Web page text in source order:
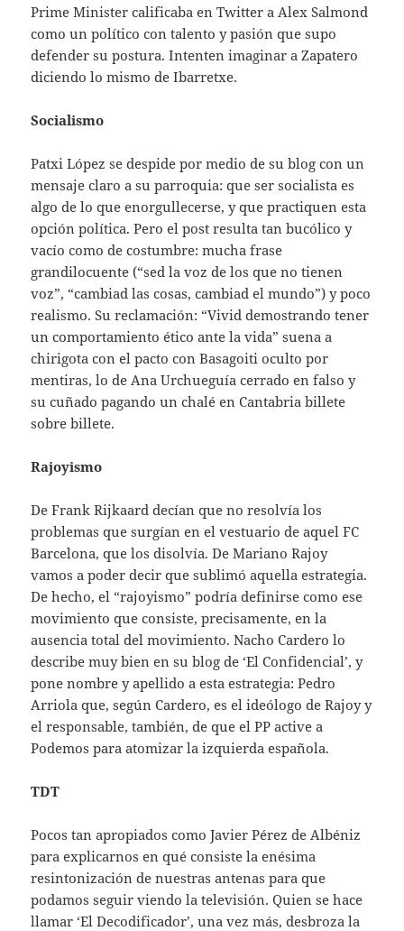
Prime Minister calificaba en Twitter a Alex Salmond
como un político con talento y pasión que supo
defender su postura. Intenten imaginar a Zapatero
diciendo lo mismo de Ibarretxe.
Socialismo
Patxi López se despide por medio de su blog con un
mensaje claro a su parroquia: que ser socialista es
algo de lo que enorgullecerse, y que practiquen esta
opción política. Pero el post resulta tan bucólico y
vacío como de costumbre: mucha frase
grandilocuente (“sed la voz de los que no tienen
voz”, “cambiad las cosas, cambiad el mundo”) y poco
realismo. Su reclamación: “Vivid demostrando tener
un comportamiento ético ante la vida” suena a
chirigota con el pacto con Basagoiti oculto por
mentiras, lo de Ana Urchueguía cerrado en falso y
su cuñado pagando un chalé en Cantabria billete
sobre billete.
Rajoyismo
De Frank Rijkaard decían que no resolvía los
problemas que surgían en el vestuario de aquel FC
Barcelona, que los disolvía. De Mariano Rajoy
vamos a poder decir que sublimó aquella estrategia.
De hecho, el “rajoyismo” podría definirse como ese
movimiento que consiste, precisamente, en la
ausencia total del movimiento. Nacho Cardero lo
describe muy bien en su blog de ‘El Confidencial’, y
pone nombre y apellido a esta estrategia: Pedro
Arriola que, según Cardero, es el ideólogo de Rajoy y
el responsable, también, de que el PP active a
Podemos para atomizar la izquierda española.
TDT
Pocos tan apropiados como Javier Pérez de Albéniz
para explicarnos en qué consiste la enésima
resintonización de nuestras antenas para que
podamos seguir viendo la televisión. Quien se hace
llamar ‘El Decodificador’, una vez más, desbroza la